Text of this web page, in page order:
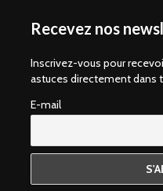
Recevez nos
Inscrivez-vous pour
astuces directement dans
E-mail